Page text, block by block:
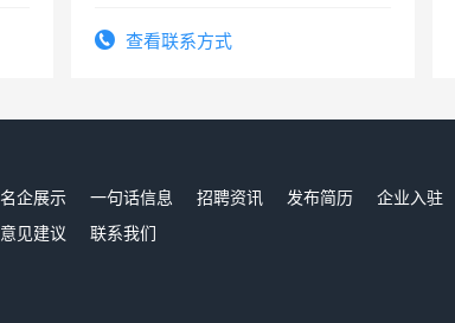
试用期1-3个月，转正后交纳五险，
查看联系方式
名企展示 一句话信息 招聘资讯 发布简历 企业入驻
意见建议 联系我们